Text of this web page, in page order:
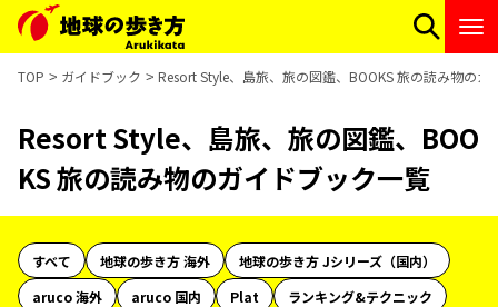
TOP ガイドブック Resort Style、島旅、旅の図鑑、BOOKS 旅の読み物のガ
Resort Style、島旅、旅の図鑑、BOO
KS 旅の読み物のガイドブック一覧
すべて 地球の歩き方 海外
地球の歩き方 Jシリーズ（国内）
aruco 海外
aruco 国内 Plat
ランキング&テクニック